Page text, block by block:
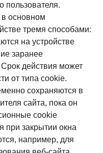
пользователя.
основном
тремя способами:
на устройстве
заранее
действия может
от типа cookie.
сохраняются в
сайта, пока он
cookie
при закрытии окна
например, для